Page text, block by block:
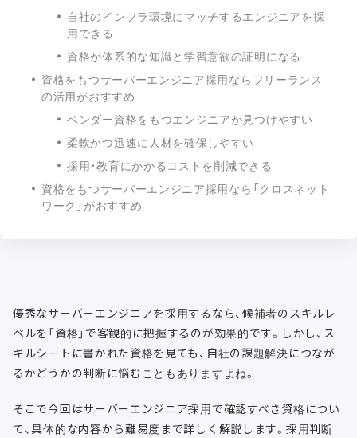
自社のインフラ環境にマッチするエンジニアを採
用できる
資格が体系的な知識と学習意欲の証明になる
資格をもつサーバーエンジニア採用ならフリーランス
の活用がおすすめ
ベンダー資格をもつエンジニアが見つけやすい
柔軟かつ迅速に人材を確保しやすい
採用・教育にかかるコストを削減できる
資格をもつサーバーエンジニア採用なら「クロスネット
ワーク」がおすすめ
優秀なサーバーエンジニアを採用するなら、候補者のスキルレ
ベルを「資格」で客観的に把握するのが効果的です。しかし、ス
キルシートに書かれた資格を見ても、自社の課題解決につなが
るかどうかの判断に悩むこともありますよね。
そこで今回はサーバーエンジニア採用で確認すべき資格につい
て、具体的な内容から難易度まで詳しく解説します。採用判断